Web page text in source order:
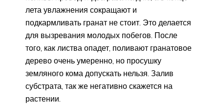
лета увлажнения сокращают и
подкармливать гранат не стоит. Это делается
для вызревания молодых побегов. После
того, как листва опадет, поливают гранатовое
дерево очень умеренно, но просушку
земляного кома допускать нельзя. Залив
субстрата, так же негативно скажется на
растении.